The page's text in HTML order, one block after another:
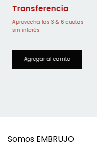
Transferencia
Somos EMBRUJO